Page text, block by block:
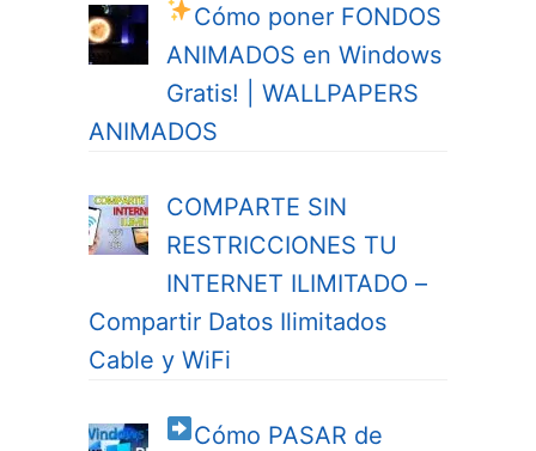
Cómo poner FONDOS
ANIMADOS en Windows
Gratis! | WALLPAPERS
ANIMADOS
COMPARTE SIN
RESTRICCIONES TU
INTERNET ILIMITADO –
Compartir Datos Ilimitados
Cable y WiFi
Cómo PASAR de